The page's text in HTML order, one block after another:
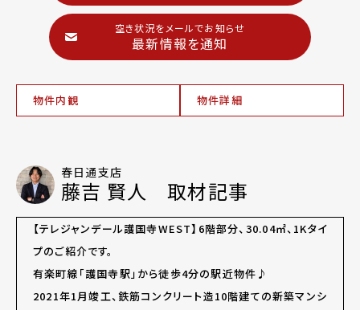
空き状況をメールでお知らせ
最新情報を通知
物件内観 物件詳細
春日通支店
藤吉 賢人 取材記事
【テレジャンデール護国寺WEST】6階部分、30.04㎡、1Kタイ
プのご紹介です。
有楽町線「護国寺駅」から徒歩4分の駅近物件♪
2021年1月竣工、鉄筋コンクリート造10階建ての新築マンシ